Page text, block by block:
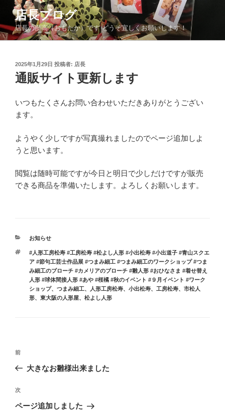
テ
ン
店長ブログ
店長の面高（おもたか）です どうぞ宜しくお願いします！
投
稿
日:
2025年1月29日 投稿者: 店長
通販サイト更新します
いつもたくさんお問い合わせいただきありがとうござい
ます。
ようやく少しですが写真撮れましたのでページ追加しよ
うと思います。
閲覧は随時可能ですが今日と明日で少しだけですが販売
できる商品を準備いたします。よろしくお願いします。
カ
ゴ
リ
ー
お知らせ
タ
グ
#人形工房松寿 #工房松寿 #松よし人形 #小出松寿 #小出道子 #青山スクエ
ア #節句工芸士作品展 #つまみ細工 #つまみ細工のワークショップ #つま
み細工のブローチ #カメリアのブローチ #雛人形 #おひなさま #着せ替え
人形 #球体間接人形 #あや #桜橘 #秋のイベント #９月イベント #ワーク
ショップ、 つまみ細工、 人形工房松寿、 小出松寿、 工房松寿、 市松人
形、 東大阪の人形屋、 松よし人形
投
ビ
ゲ
前
の
稿
前
大きなお雛様出来ました
次
の
次
ページ追加しました